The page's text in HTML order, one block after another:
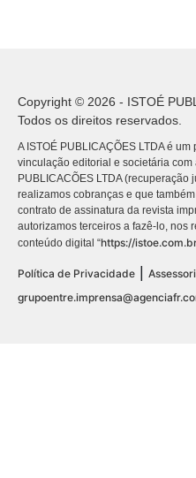
Copyright © 2026 - ISTOÉ
Todos os direitos reservados.
A ISTOÉ PUBLICAÇÕES LTDA é
vinculação editorial e societária com
PUBLICACÕES LTDA
realizamos cobranças e que
contrato de assinatura da revista
autorizamos terceiros a fazê-lo, nos
conteúdo digital “https://
Política de Privacidade |